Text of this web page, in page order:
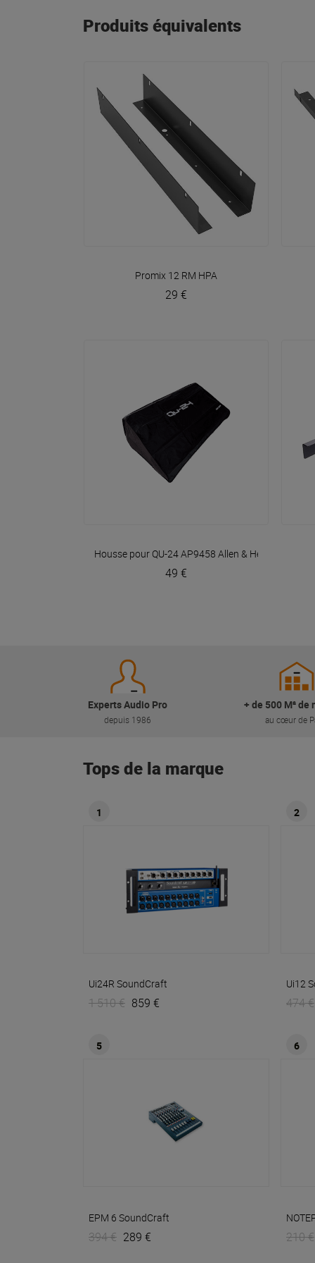
Produits équivalents
VOIR EN DÉTAIL
Promix 12 RM HPA
29 €
VOIR EN DÉTAIL
Housse pour QU-24 AP9458 Allen & Heath
49 €
Experts Audio Pro
depuis 1986
+ de 500 M² de
au cœur de
Tops de la marque
1
Ui24R SoundCraft
1 510 € 859 €
2
Ui12
474 €
5
EPM 6 SoundCraft
394 € 289 €
6
210 €